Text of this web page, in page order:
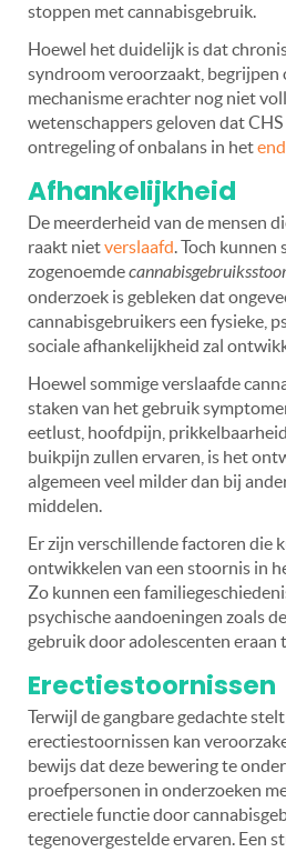
stoppen met cannabisgebruik.
Hoewel het duidelijk is dat
syndroom veroorzaakt, begrijpen
mechanisme erachter nog niet
wetenschappers geloven dat
ontregeling of onbalans in het
Afhankelijkheid
De meerderheid van de mensen
raakt nietverslaafd. Toch kunnen
zogenoemde
onderzoek is gebleken dat
cannabisgebruikers een fysieke,
sociale afhankelijkheid zal
Hoewel sommige verslaafde
staken van het gebruik
eetlust, hoofdpijn,
buikpijn zullen ervaren, is het
algemeen veel milder dan bij
middelen.
Er zijn verschillende factoren die
ontwikkelen van een stoornis in
Zo kunnen een
psychische aandoeningen zoals
gebruik door adolescenten eraan
Erectiestoornissen
Terwijl de gangbare gedachte
erectiestoornissen kan
bewijs dat deze bewering te
proefpersonen in onderzoeken
erectiele functie door
tegenovergestelde ervaren. Een